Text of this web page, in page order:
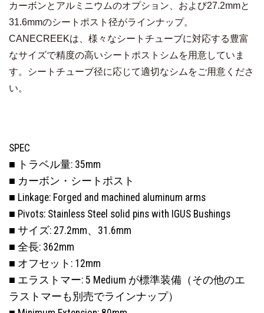
カーボンとアルミニウムのオプション、および27.2mmと
31.6mmのシートポスト径がラインナップ。
CANECREEKは、様々なシートチューブに対応する豊富
なサイズで精度の高いシートポストシムを用意していま
す。シートチューブ径に応じて適切なシムをご用意くださ
い。
SPEC
■ トラベル量: 35mm
■ カーボン・シートポスト
■ Linkage: Forged and machined aluminum arms
■ Pivots: Stainless Steel solid pins with IGUS Bushings
■ サイズ: 27.2mm、31.6mm
■ 全長: 362mm
■ オフセット: 12mm
■ エラストマー: 5 Medium が標準装備（その他のエ
ラストマーも別売でラインナップ）